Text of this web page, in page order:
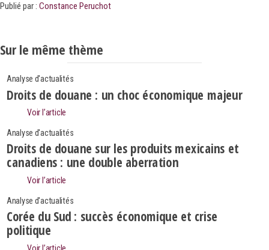
Publié par : Constance Peruchot
Sur le même thème
Analyse d'actualités
Droits de douane : un choc économique majeur
Voir l’article
Analyse d'actualités
Droits de douane sur les produits mexicains et
canadiens : une double aberration
Voir l’article
Analyse d'actualités
Corée du Sud : succès économique et crise
politique